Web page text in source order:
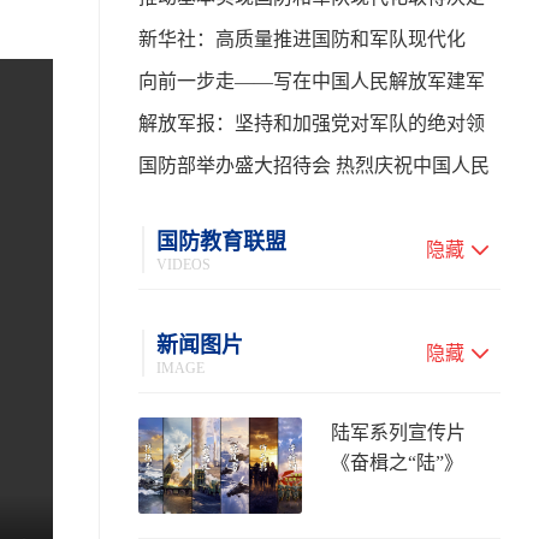
性进展——学习贯彻习主席在中共中央政
治局第二十七次集体学习时的重要讲话
新华社：高质量推进国防和军队现代化
向前一步走——写在中国人民解放军建军
99周年之际
解放军报：坚持和加强党对军队的绝对领
导 高质量推进国防和军队现代化
国防部举办盛大招待会 热烈庆祝中国人民
国防教育联盟
VIDEOS
隐藏
新闻图片
IMAGE
隐藏
陆军系列宣传片
《奋楫之“陆”》